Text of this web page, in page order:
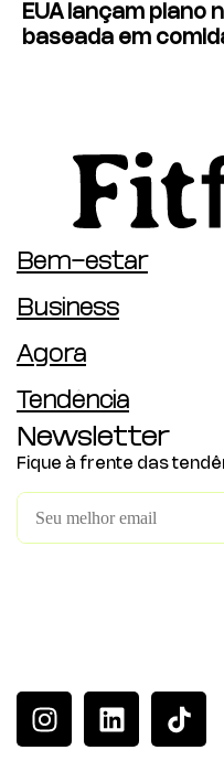
EUA lançam plano
baseada em
Bem-estar
Business
Agora
Tendência
Newsletter
Fique à frente das